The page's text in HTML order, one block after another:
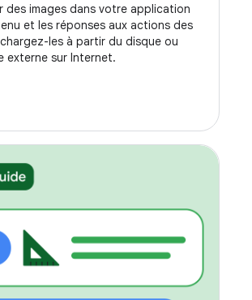
des images dans votre application
et les réponses aux actions des
les à partir du disque ou
externe sur Internet.